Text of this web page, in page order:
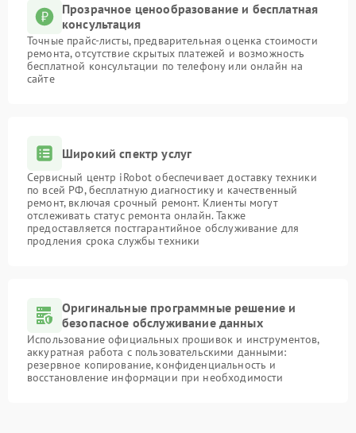
Прозрачное ценообразование и бесплатная
консультация
Точные прайс-листы, предварительная оценка стоимости
ремонта, отсутствие скрытых платежей и возможность
бесплатной консультации по телефону или онлайн на
сайте
Широкий спектр услуг
Сервисный центр iRobot обеспечивает доставку техники
по всей РФ, бесплатную диагностику и качественный
ремонт, включая срочный ремонт. Клиенты могут
отслеживать статус ремонта онлайн. Также
предоставляется постгарантийное обслуживание для
продления срока службы техники
Оригинальные программные решение и
безопасное обслуживание данных
Использование официальных прошивок и инструментов,
аккуратная работа с пользовательскими данными:
резервное копирование, конфиденциальность и
восстановление информации при необходимости